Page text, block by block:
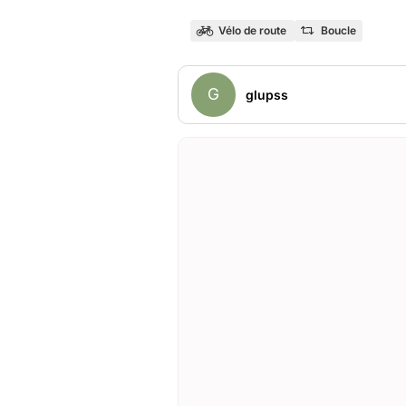
Vélo de route Boucle
G glupss